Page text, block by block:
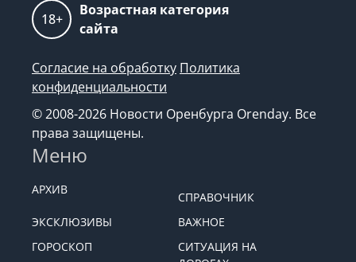
18+
Возрастная категория
сайта
Согласие на обработку Политика
конфиденциальности
© 2008-2026 Новости Оренбурга Orenday. Все
права защищены.
Меню
АРХИВ
СПРАВОЧНИК
ЭКСКЛЮЗИВЫ
ВАЖНОЕ
ГОРОСКОП
СИТУАЦИЯ НА